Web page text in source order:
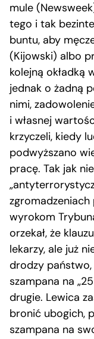
mule
tego i tak
buntu, aby
(Kijowski) albo
kolejną okładką
jednak o żadną
nimi,
i własnej
krzyczeli, kiedy
podwyższano
pracę. Tak jak
wyrokom
orzekał, że
lekarzy, ale już
drodzy
szampana na
drugie. Lewica
bronić ubogich,
szampana na